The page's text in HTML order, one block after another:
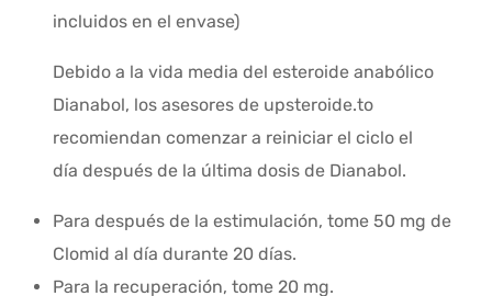
incluidos en el envase)
Debido a la vida media del esteroide anabólico
Dianabol, los asesores de upsteroide.to
recomiendan comenzar a reiniciar el ciclo el
día después de la última dosis de Dianabol.
Para después de la estimulación, tome 50 mg de
Clomid al día durante 20 días.
Para la recuperación, tome 20 mg.